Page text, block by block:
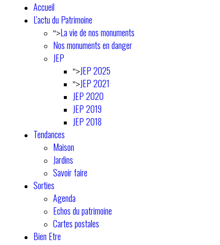
Accueil
L'actu du Patrimoine
">La vie de nos monuments
Nos monuments en danger
JEP
">JEP 2025
">JEP 2021
JEP 2020
JEP 2019
JEP 2018
Tendances
Maison
Jardins
Savoir faire
Sorties
Agenda
Echos du patrimoine
Cartes postales
Bien Etre